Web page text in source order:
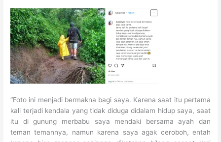
“Foto ini menjadi bermakna bagi saya. Karena saat itu pertama
kali terjadi kendala yang tidak diduga didalam hidup saya, saat
itu di gunung merbabu saya mendaki bersama ayah dan
teman temannya, namun karena saya agak ceroboh, entah